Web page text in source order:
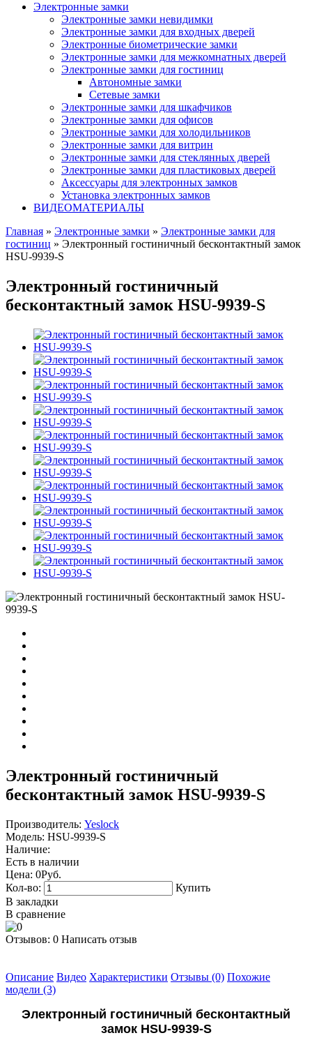
Электронные замки
Электронные замки невидимки
Электронные замки для входных дверей
Электронные биометрические замки
Электронные замки для межкомнатных дверей
Электронные замки для гостиниц
Автономные замки
Сетевые замки
Электронные замки для шкафчиков
Электронные замки для офисов
Электронные замки для холодильников
Электронные замки для витрин
Электронные замки для стеклянных дверей
Электронные замки для пластиковых дверей
Аксессуары для электронных замков
Установка электронных замков
ВИДЕОМАТЕРИАЛЫ
Главная » Электронные замки » Электронные замки для
гостиниц » Электронный гостиничный бесконтактный замок
HSU-9939-S
Электронный гостиничный
бесконтактный замок HSU-9939-S
Электронный гостиничный
бесконтактный замок HSU-9939-S
Производитель: Yeslock
Модель: HSU-9939-S
Наличие:
Есть в наличии
Цена: 0Руб.
Кол-во:
Купить
В закладки
В сравнение
Отзывов: 0 Написать отзыв
Описание Видео Характеристики Отзывы (0) Похожие
модели (3)
Электронный гостиничный бесконтактный
замок HSU-9939-S